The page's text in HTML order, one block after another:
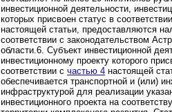
инвестиционной деятельности,
которых присвоен статус в
настоящей статьи, предоставляются
соответствии с законодательством
области.6. Субъект инвестиционной
инвестиционному проекту которого
соответствии с частью 4 настоящей
обеспечивается транспортной и (или)
инфраструктурой для реализации
инвестиционного проекта на